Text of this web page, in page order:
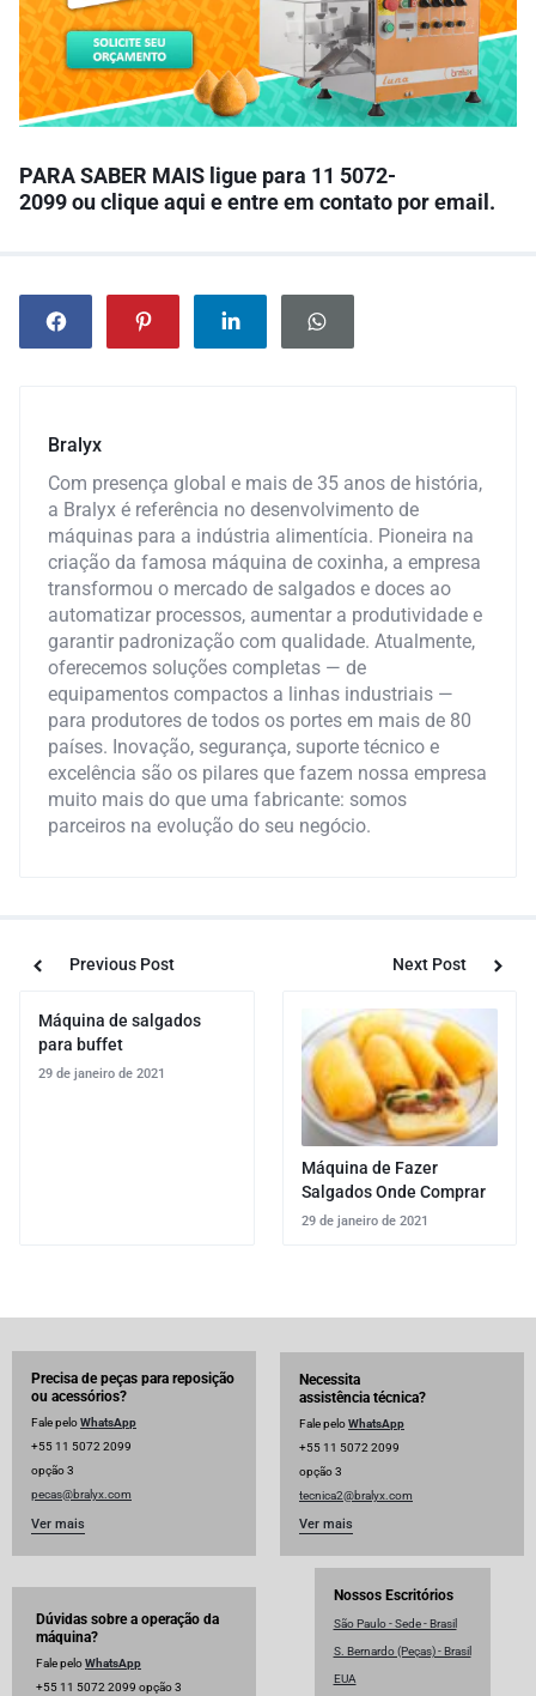
PARA SABER MAIS l igue para 11 5072-
2099ouclique aqui e entre em contato por email.
Bralyx
Com presença global e mais de 35 anos de história,
a Bralyx é referência no desenvolvimento de
máquinas para a indústria alimentícia. Pioneira na
criação da famosa máquina de coxinha, a empresa
transformou o mercado de salgados e doces ao
automatizar processos, aumentar a produtividade e
garantir padronização com qualidade. Atualmente,
oferecemos soluções completas — de
equipamentos compactos a linhas industriais —
para produtores de todos os portes em mais de 80
países. Inovação, segurança, suporte técnico e
excelência são os pilares que fazem nossa empresa
muito mais do que uma fabricante: somos
parceiros na evolução do seu negócio.
Previous Post Next Post
Máquina de salgados
para buffet
29 de janeiro de 2021
Máquina de Fazer
Salgados Onde Comprar
29 de janeiro de 2021
Precisa de peças para reposição
ou acessórios?
Fale peloWhatsApp
+55 11 5072 2099
opção 3
pecas@bralyx.com
Ver mais
Necessita
assistência técnica?
Fale peloWhatsApp
+55 11 5072 2099
opção 3
tecnica2@bralyx.com
Ver mais
Dúvidas sobre a operação da
máquina?
Fale peloWhatsApp
+55 11 5072 2099 opção 3
Nossos Escritórios
São Paulo - Sede - Brasil
S. Bernardo (Peças) - Brasil
EUA